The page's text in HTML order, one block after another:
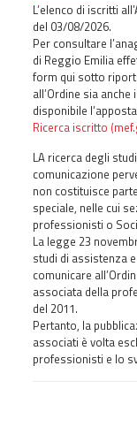
L’elenco di iscritti
del 03/08/2026.
Per consultare
di Reggio Emilia
form qui sotto
all’Ordine sia
disponibile
Ricerca iscritto
LA ricerca degli
comunicazione
non costituisce
speciale, nelle cui
professionisti o
La legge 23
studi di assistenza
comunicare
associata della
del 2011.
Pertanto, la
associati è volta
professionisti e lo